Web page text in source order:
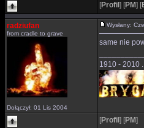
[Profil ] [PM] [
radziufan
from cradle to grave
Dołączył: 01 Lis 2004
Wysłany:
same nie
1910 - 2010
[Profil ] [PM]